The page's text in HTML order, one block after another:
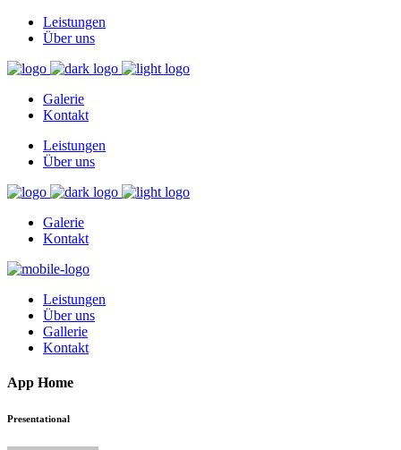
Leistungen
Über uns
Galerie
Kontakt
Leistungen
Über uns
Galerie
Kontakt
Leistungen
Über uns
Gallerie
Kontakt
App Home
Presentational